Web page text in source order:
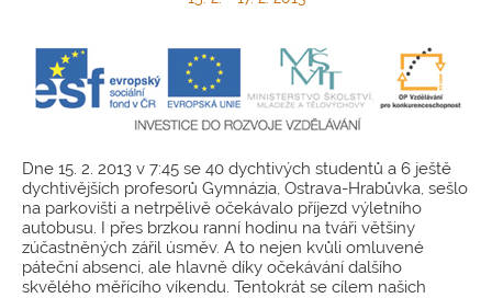
Dne 15. 2. 2013 v 7:45 se 40 dychtivých studentů a 6 ještě
dychtivějších profesorů Gymnázia, Ostrava-Hrabůvka, sešlo
na parkovišti a netrpělivě očekávalo příjezd výletního
autobusu. I přes brzkou ranní hodinu na tváři většiny
zúčastněných zářil úsměv. A to nejen kvůli omluvené
páteční absenci, ale hlavně díky očekávání dalšího
skvělého měřícího víkendu. Tentokrát se cílem našich